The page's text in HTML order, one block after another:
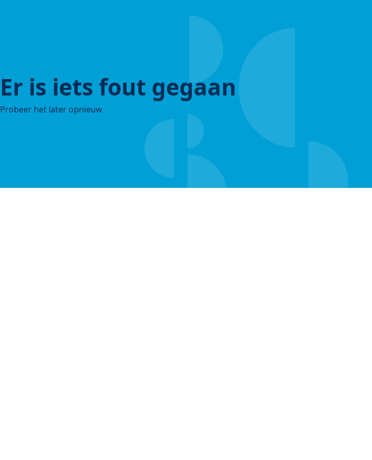
Er is iets fout gegaan
Probeer het later opnieuw